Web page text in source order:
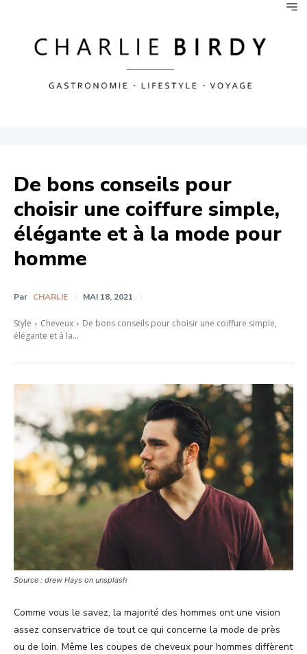
De bons conseils pour
choisir une coiffure simple,
élégante et à la mode pour
homme
Par CHARLIE MAI 18, 2021
Style Cheveux
De bons conseils pour choisir une coiffure simple,
élégante et à la...
Source : drew Hays on unsplash
Comme vous le savez, la majorité des hommes ont une vision
assez conservatrice de tout ce qui concerne la mode de près
ou de loin. Même les coupes de cheveux pour hommes diffèrent